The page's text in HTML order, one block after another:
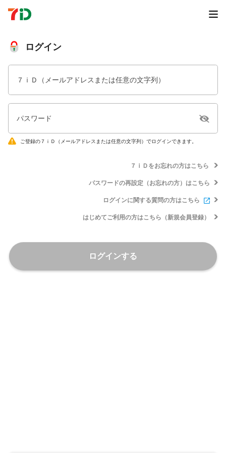
ログイン
７ｉＤ（メールアドレスまたは任意の文字列）
パスワード
ご登録の７ｉＤ（メールアドレスまたは任意の文字列）でログインできます。
７ｉＤをお忘れの方はこちら
パスワードの再設定（お忘れの方）はこちら
ログインに関する質問の方はこちら
はじめてご利用の方はこちら（新規会員登録）
ログインする